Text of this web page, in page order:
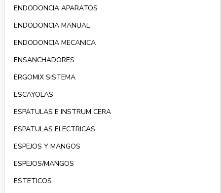
ENDODONCIA APARATOS
ENDODONCIA MANUAL
ENDODONCIA MECANICA
ENSANCHADORES
ERGOMIX SISTEMA
ESCAYOLAS
ESPATULAS E INSTRUM CERA
ESPATULAS ELECTRICAS
ESPEJOS Y MANGOS
ESPEJOS/MANGOS
ESTETICOS